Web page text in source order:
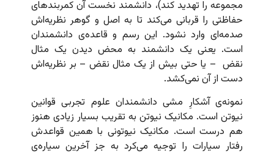
مجموعه را تهدید کند)، دانشمند نخست آن کمربندهای
حفاظتی را قربانی می‌کند تا به اصل و گوهر نظریه‌اش
صدمه‌ای وارد نشود. این رسم و قاعده‌ی دانشمندان
است. یعنی یک دانشمند به محض دیدن یک مثال
نقض – یا حتی بیش از یک مثال نقض – بر نظریه‌اش
دست از آن نمی‌کشد.
نمونه‌ی آشکارِ مشی دانشمندان علوم تجربی قوانین
نیوتن است. مکانیک نیوتن به تقریب بسیار زیادی هنوز
هم درست است. مکانیک نیوتونی با همین قواعدش
رفتار سیارات را توجیه می‌کرد به جز آخرین سیاره‌ی